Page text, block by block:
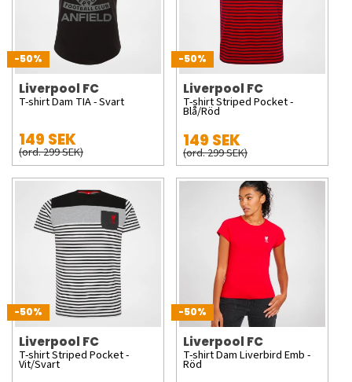
-50%
Liverpool FC
T-shirt Dam TIA - Svart
149 SEK
(ord. 299 SEK)
-50%
Liverpool FC
T-shirt Striped Pocket -
Blå/Röd
149 SEK
(ord. 299 SEK)
-50%
Liverpool FC
T-shirt Striped Pocket -
Vit/Svart
-50%
Liverpool FC
T-shirt Dam Liverbird Emb -
Röd